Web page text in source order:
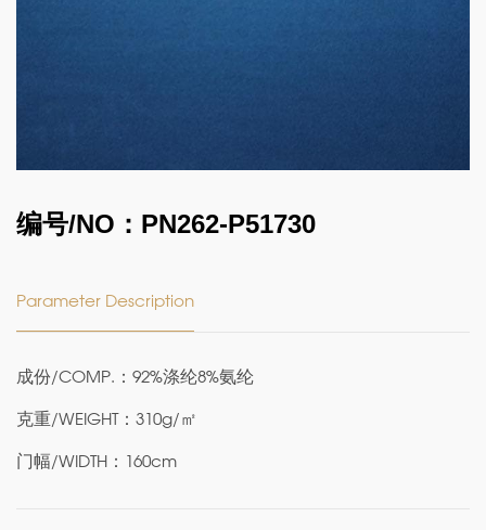
编号/NO：PN262-P51730
Parameter Description
成份/COMP.：92%涤纶8%氨纶
克重/WEIGHT：310g/㎡
门幅/WIDTH：160cm